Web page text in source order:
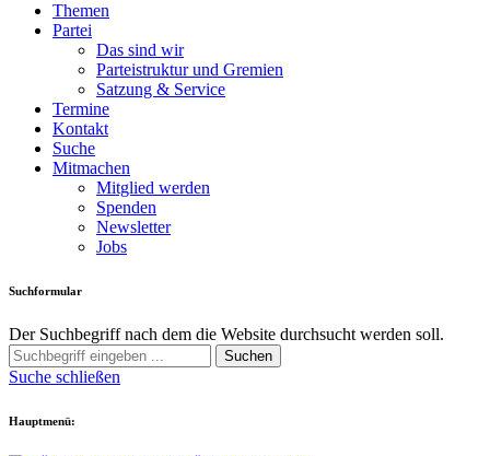
Themen
Partei
Das sind wir
Parteistruktur und Gremien
Satzung & Service
Termine
Kontakt
Suche
Mitmachen
Mitglied werden
Spenden
Newsletter
Jobs
Suchformular
Der Suchbegriff nach dem die Website durchsucht werden soll.
Suchen
Suche schließen
Hauptmenü: